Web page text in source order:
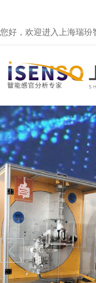
您好，欢迎进入上海瑞玢